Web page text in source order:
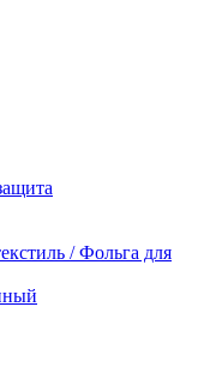
/ Фольга для